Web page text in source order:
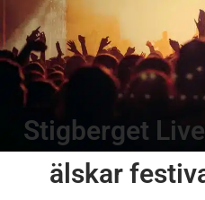
Stigberget
älskar